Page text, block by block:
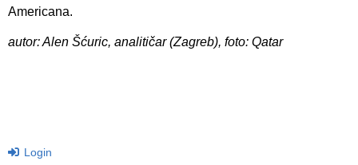
Americana.
autor: Alen Šćuric, analitičar (Zagreb), foto: Qatar
Login